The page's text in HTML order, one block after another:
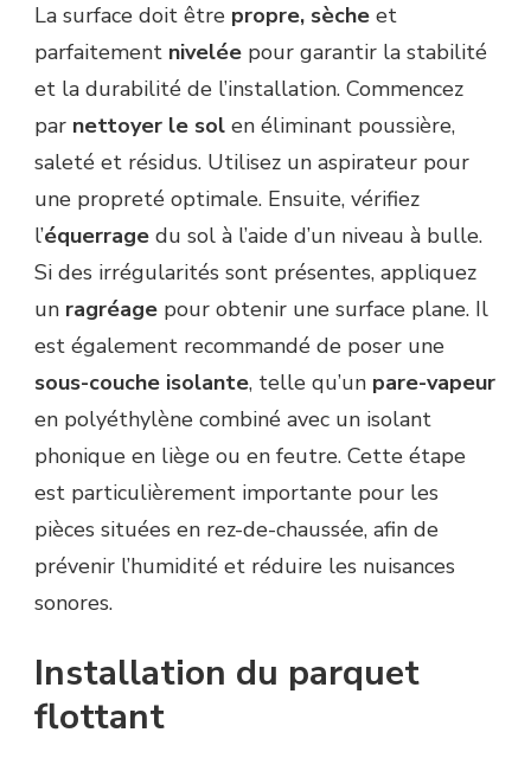
La surface doit être propre, sèche et
parfaitement nivelée pour garantir la stabilité
et la durabilité de l’installation. Commencez
par nettoyer le sol en éliminant poussière,
saleté et résidus. Utilisez un aspirateur pour
une propreté optimale. Ensuite, vérifiez
l’équerrage du sol à l’aide d’un niveau à bulle.
Si des irrégularités sont présentes, appliquez
un ragréage pour obtenir une surface plane. Il
est également recommandé de poser une
sous-couche isolante, telle qu’un pare-vapeur
en polyéthylène combiné avec un isolant
phonique en liège ou en feutre. Cette étape
est particulièrement importante pour les
pièces situées en rez-de-chaussée, afin de
prévenir l’humidité et réduire les nuisances
sonores.
Installation du parquet
flottant